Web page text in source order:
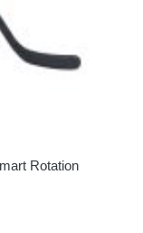
Rotation